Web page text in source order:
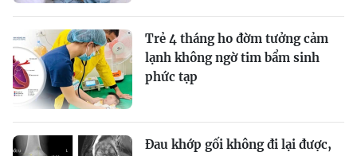
Trẻ 4 tháng ho đờm tưởng cảm
lạnh không ngờ tim bẩm sinh
phức tạp
Đau khớp gối không đi lại được,